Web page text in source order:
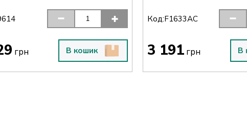
грн В кошик
Код:F1633AC
3 191 грн В